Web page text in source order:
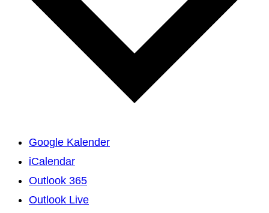
Google Kalender
iCalendar
Outlook 365
Outlook Live